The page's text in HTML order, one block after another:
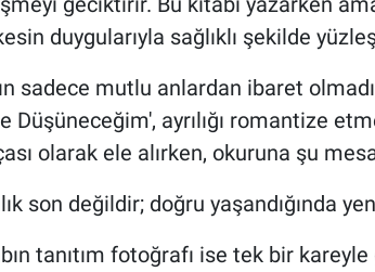
duygularıyla sağlıklı şekilde
sadece mutlu anlardan ibaret
Düşüneceğim', ayrılığı romantize
olarak ele alırken, okuruna şu
son değildir; doğru yaşandığında
tanıtım fotoğrafı ise tek bir